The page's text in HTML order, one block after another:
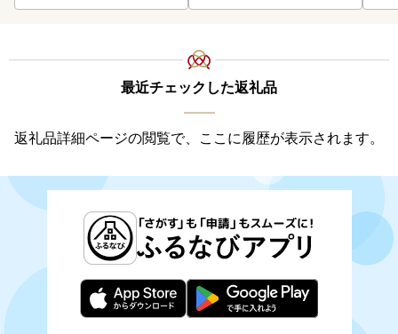
最近チェックした返礼品
返礼品詳細ページの閲覧で、ここに履歴が表示されます。